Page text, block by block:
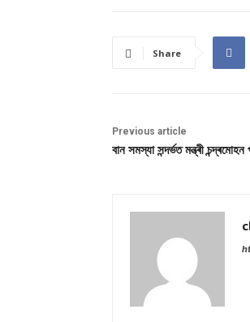
Share
Previous article
বান সমস্যা সন্দৰ্ভত মন্ত্ৰী চন্দ্ৰমোহন